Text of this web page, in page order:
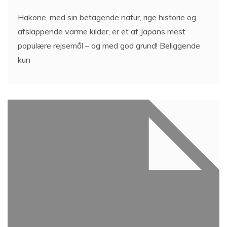
Hakone, med sin betagende natur, rige historie og
afslappende varme kilder, er et af Japans mest
populære rejsemål – og med god grund! Beliggende
kun